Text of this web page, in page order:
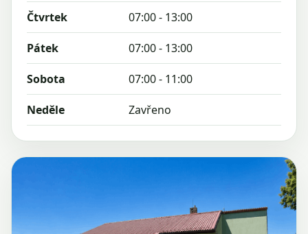
Čtvrtek 07:00 - 13:00
Pátek 07:00 - 13:00
Sobota 07:00 - 11:00
Neděle Zavřeno